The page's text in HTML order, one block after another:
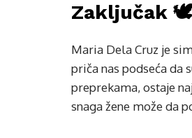
Zaključak 🕊️
Maria Dela Cruz je
priča nas podseća da
preprekama, ostaje
snaga žene može da